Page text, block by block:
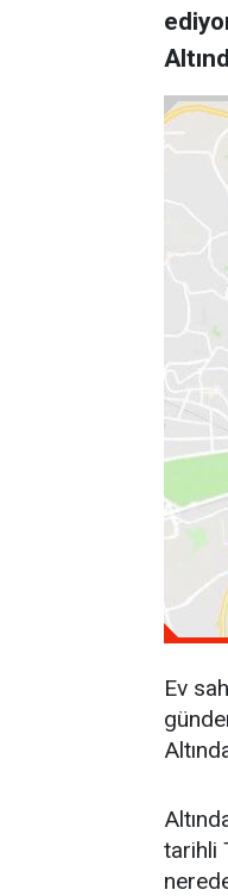
Ev
tarihli